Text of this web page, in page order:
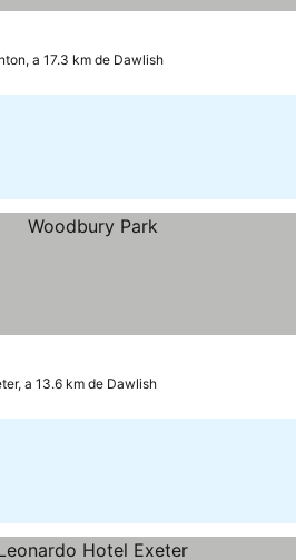
a 17.3 km de Dawlish
a 13.6 km de Dawlish